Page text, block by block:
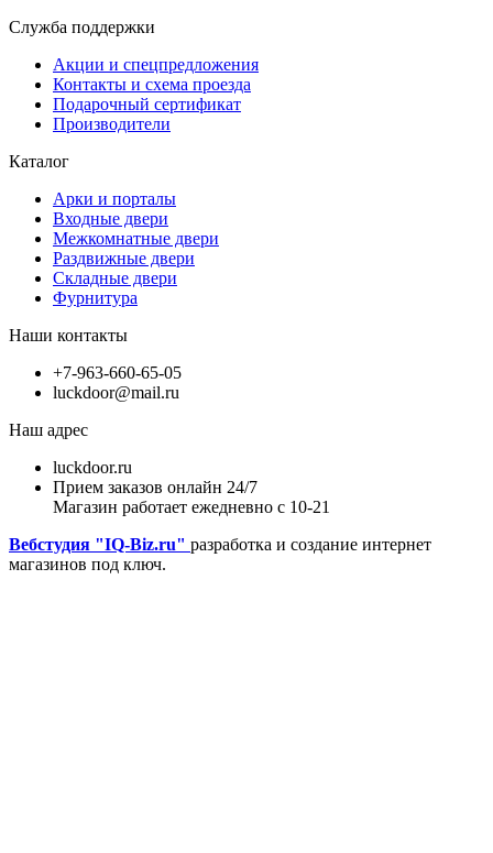
Служба поддержки
Акции и спецпредложения
Контакты и схема проезда
Подарочный сертификат
Производители
Каталог
Арки и порталы
Входные двери
Межкомнатные двери
Раздвижные двери
Складные двери
Фурнитура
Наши контакты
+7-963-660-65-05
luckdoor@mail.ru
Наш адрес
luckdoor.ru
Прием заказов онлайн 24/7
Магазин работает ежедневно с 10-21
Вебстудия "IQ-Biz.ru" разработка и создание интернет
магазинов под ключ.